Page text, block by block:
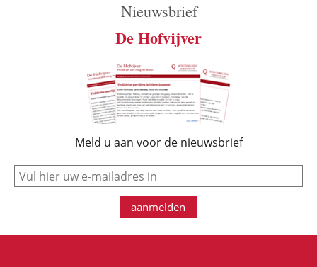
Nieuwsbrief
De Hofvijver
Meld u aan voor de nieuwsbrief
e-mail
aanmelden